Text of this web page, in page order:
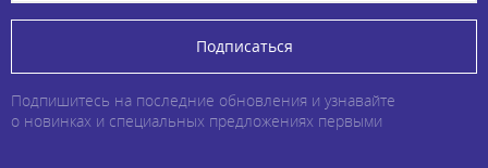
Подписаться
Подпишитесь на последние обновления и узнавайте
о новинках и специальных предложениях первыми